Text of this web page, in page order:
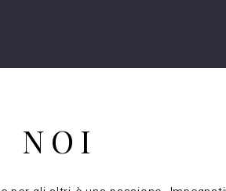
NOI